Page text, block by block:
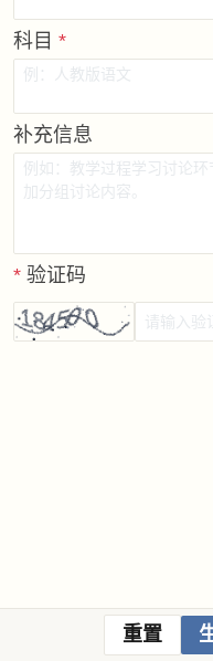
科目 *
补充信息
* 验证码
重置